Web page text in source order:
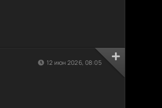
12 июн 2026, 08:05